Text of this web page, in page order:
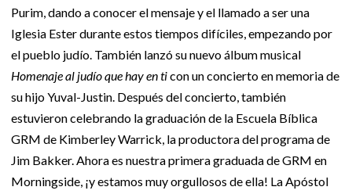
Purim, dando a conocer el mensaje y el llamado a ser una
Iglesia Ester durante estos tiempos difíciles, empezando por
el pueblo judío. También lanzó su nuevo álbum musical
Homenaje al judío que hay en ticon un concierto en memoria de
su hijo Yuval-Justin. Después del concierto, también
estuvieron celebrando la graduación de la Escuela Bíblica
GRM de Kimberley Warrick, la productora del programa de
Jim Bakker. Ahora es nuestra primera graduada de GRM en
Morningside, ¡y estamos muy orgullosos de ella! La Apóstol